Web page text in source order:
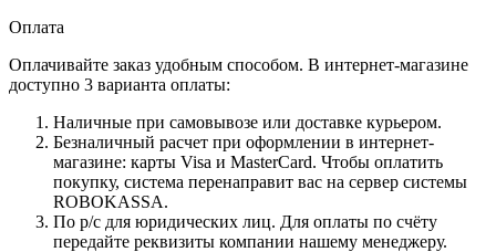
Оплата
Оплачивайте заказ удобным способом. В интернет-магазине
доступно 3 варианта оплаты:
Наличные при самовывозе или доставке курьером.
Безналичный расчет при оформлении в интернет-
магазине: карты Visa и MasterCard. Чтобы оплатить
покупку, система перенаправит вас на сервер системы
ROBOKASSA.
По р/c для юридических лиц. Для оплаты по счёту
передайте реквизиты компании нашему менеджеру.